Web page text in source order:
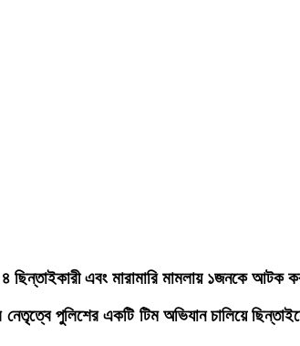
ছিন্তাইকারী এবং মারামারি মামলায় ১জনকে আটক
পুলিশের একটি টিম অভিযান চালিয়ে